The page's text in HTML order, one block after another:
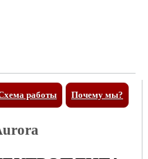
Почему мы?
работы